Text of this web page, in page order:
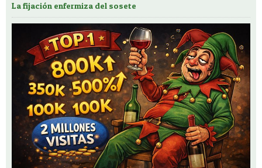
La fijación enfermiza del sosete